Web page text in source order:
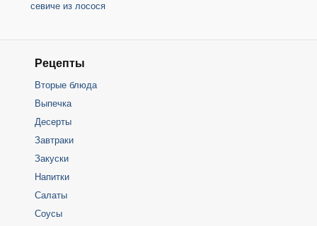
севиче из лосося
Рецепты
Вторые блюда
Выпечка
Десерты
Завтраки
Закуски
Напитки
Салаты
Соусы